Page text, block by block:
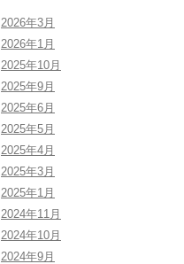
2026年3月
2026年1月
2025年10月
2025年9月
2025年6月
2025年5月
2025年4月
2025年3月
2025年1月
2024年11月
2024年10月
2024年9月